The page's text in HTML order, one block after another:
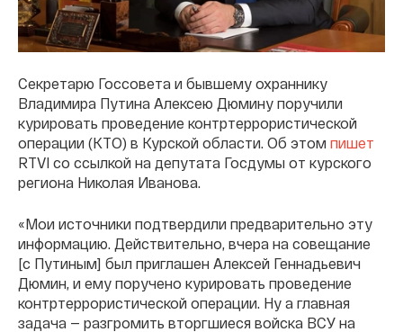
Секретарю Госсовета и бывшему охраннику
Владимира Путина Алексею Дюмину поручили
курировать проведение контртеррористической
операции (КТО) в Курской области. Об этом пишет
RTVI со ссылкой на депутата Госдумы от курского
региона Николая Иванова.
«Мои источники подтвердили предварительно эту
информацию. Действительно, вчера на совещание
[с Путиным] был приглашен Алексей Геннадьевич
Дюмин, и ему поручено курировать проведение
контртеррористической операции. Ну а главная
задача — разгромить вторгшиеся войска ВСУ на